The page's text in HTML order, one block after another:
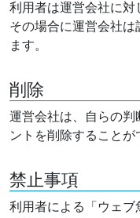
利用者は運営会社に対
その場合に運営会社
ます。
削除
運営会社は、自らの判
ントを削除することが
禁止事項
利用者による「ウェ